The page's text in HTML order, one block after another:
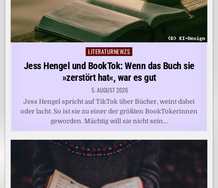
Posted
in
LITERATURNEWZS
Jess Hengel und BookTok: Wenn das Buch sie
»zerstört hat«, war es gut
5. AUGUST 2026
Jess Hengel spricht auf TikTok über Bücher, weint dabei
oder lacht. So ist sie zu einer der größten BookTokerinnen
geworden. Mächtig will sie nicht sein…